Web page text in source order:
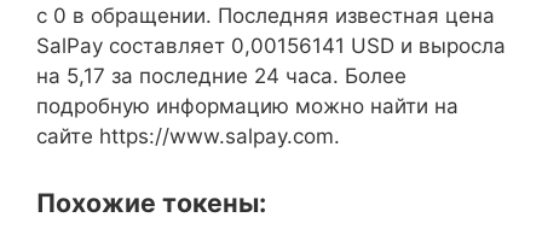
с 0 в обращении. Последняя известная цена
SalPay составляет 0,00156141 USD и выросла
на 5,17 за последние 24 часа. Более
подробную информацию можно найти на
сайте https://www.salpay.com.
Похожие токены: